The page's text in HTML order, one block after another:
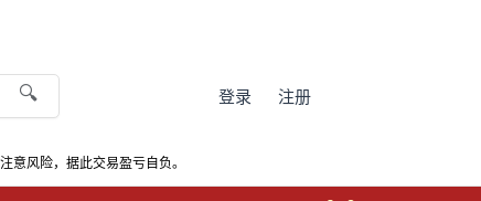
🔍 登录 注册
风险，据此交易盈亏自负。